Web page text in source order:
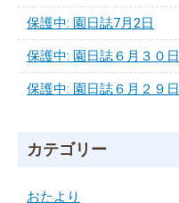
保護中: 園日誌7月2日
保護中: 園日誌６月３０日
保護中: 園日誌６月２９日
カテゴリー
おたより